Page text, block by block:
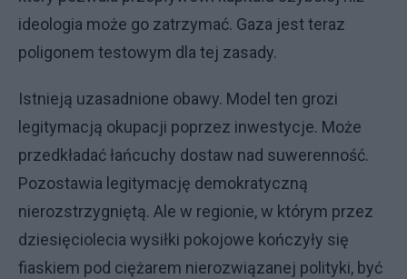
ideologia może go zatrzymać. Gaza jest teraz
poligonem testowym dla tej zasady.
Istnieją uzasadnione obawy. Model ten grozi
legitymacją okupacji poprzez inwestycje. Może
przedkładać łańcuchy dostaw nad suwerenność.
Pozostawia legitymację demokratyczną
nierozstrzygniętą. Ale w regionie, w którym przez
dziesięciolecia wysiłki pokojowe kończyły się
fiaskiem pod ciężarem nierozwiązanej polityki, być